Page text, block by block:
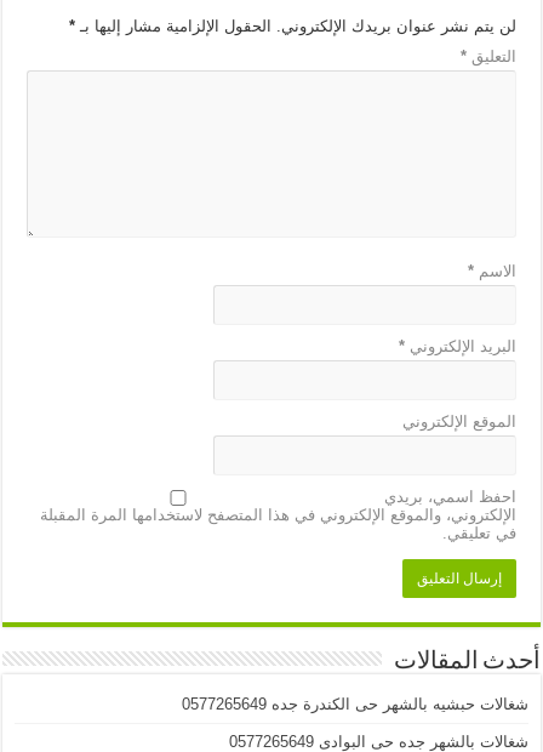
لن يتم نشر عنوان بريدك الإلكتروني. الحقول الإلزامية مشار إليها بـ*
التعليق*
الاسم*
البريد الإلكتروني*
الموقع الإلكتروني
احفظ اسمي، بريدي
الإلكتروني، والموقع الإلكتروني في هذا المتصفح لاستخدامها المرة المقبلة
في تعليقي.
أحدث المقالات
شغالات حبشيه بالشهر حى الكندرة جده 0577265649
شغالات بالشهر جده حى البوادى 0577265649